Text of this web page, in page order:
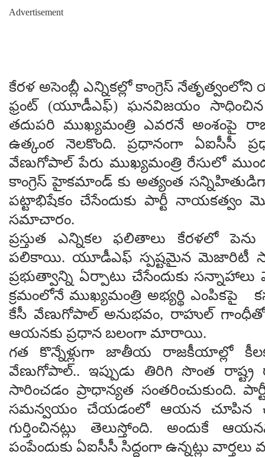
Advertisement
కేరళ అసెంబ్లీ ఎన్నికల్లో కాంగ్రెస్
ఫ్రంట్ (యూడీఎఫ్) ఘనవిజయం సాధించిన
తదుపరి ముఖ్యమంత్రి ఎవరనే అంశంపై
ఉత్కంఠ నెలకొంది. ప్రధానంగా ఏఐసీసీ
వేణుగోపాల్ పేరు ముఖ్యమంత్రి రేసులో
కాంగ్రెస్ హైకమాండ్ కు అత్యంత
పట్టాభిషేకం చేసేందుకు పార్టీ నాయకత్వం
సమాచారం.
ప్రస్తుత ఎన్నికల ఫలితాలు కేరళలో
పలికాయి. యూడీఎఫ్ స్పష్టమైన మెజారిటీ
ప్రభుత్వాన్ని ఏర్పాటు చేసేందుకు
క్రమంలోనే ముఖ్యమంత్రి అభ్యర్థి ఎంపికపై
కేసీ వేణుగోపాల్ అనుభవం, రాహుల్
ఆయనకు ప్రధాన బలంగా మారాయి.
గత కొన్నేళ్లుగా జాతీయ రాజకీయాల్లో కీలక
వేణుగోపాల్.. ఇప్పుడు తిరిగి సొంత
సారించడం ప్రాధాన్యత సంతరించుకుంది.
సమన్వయం చేయడంలో ఆయన చూపిన
గుర్తించినట్లు తెలుస్తోంది. అందుకే
పంపేందుకు ఏఐసీసీ సిద్ధంగా ఉన్నట్లు వార్తలు